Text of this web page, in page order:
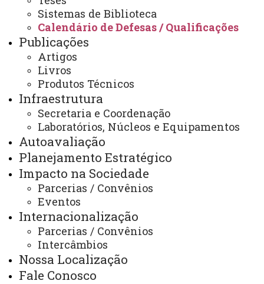
Sistemas de Biblioteca
Calendário de Defesas / Qualificações
Publicações
Artigos
Livros
Produtos Técnicos
Infraestrutura
Secretaria e Coordenação
Laboratórios, Núcleos e Equipamentos
Autoavaliação
Planejamento Estratégico
Impacto na Sociedade
Parcerias / Convênios
Eventos
Internacionalização
Parcerias / Convênios
Intercâmbios
Nossa Localização
Fale Conosco
Acesso Restrito (Editores do Portal)
Arquivo Virtual
Bibliotecas
Identidade Visual
Mapa do Site
Ouvidoria
Portal Office 365
Sistemas
Telefones
Webmail
REITORIA
Secretaria Geral